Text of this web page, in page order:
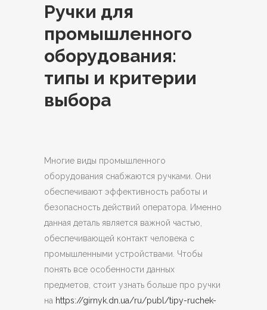
Ручки для
промышленного
оборудования:
типы и критерии
выбора
Многие виды промышленного
оборудования снабжаются ручками. Они
обеспечивают эффективность работы и
безопасность действий оператора.
Именно
данная деталь является важной частью,
обеспечивающей контакт человека с
промышленными устройствами. Чтобы
понять все особенности данных
предметов, стоит узнать больше про ручки
на https://girnyk.dn.ua/ru/publ/tipy-ruchek-